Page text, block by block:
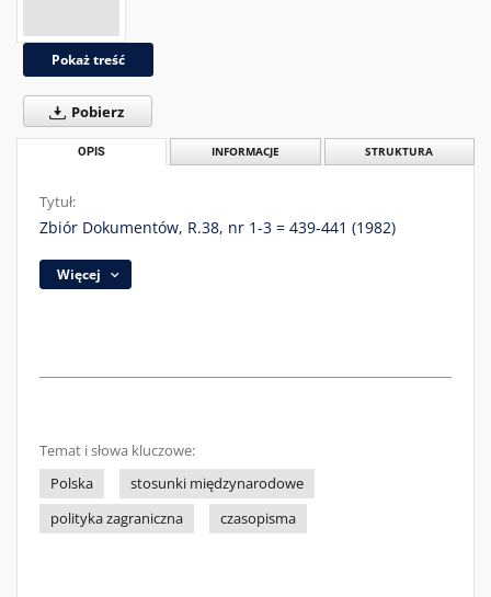
Pokaż treść
Pobierz
OPIS INFORMACJE STRUKTURA
Tytuł:
Zbiór Dokumentów, R.38, nr 1-3 = 439-441 (1982)
Więcej
Temat i słowa kluczowe:
Polska
stosunki międzynarodowe
polityka zagraniczna
czasopisma